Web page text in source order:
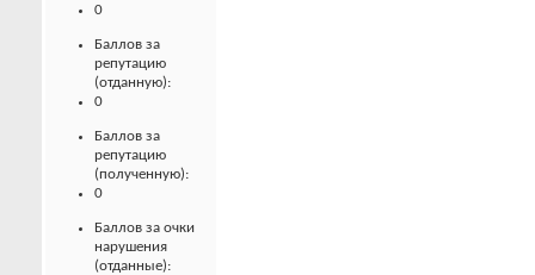
0
Баллов за
репутацию
(отданную):
0
Баллов за
репутацию
(полученную):
0
Баллов за очки
нарушения
(отданные):